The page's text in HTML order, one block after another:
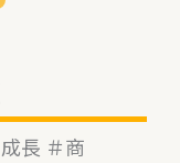
長 ＃商